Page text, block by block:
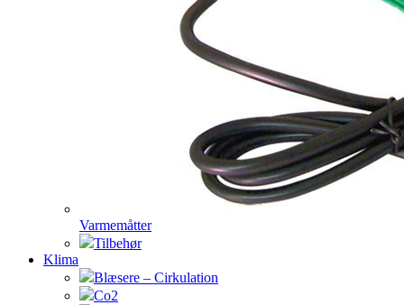
Varmemåtter
Tilbehør
Klima
Blæsere – Cirkulation
Co2